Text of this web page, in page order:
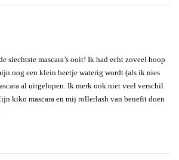
slechtste mascara’s ooit! Ik had echt zoveel hoop
oog een klein beetje waterig wordt (als ik nies
al uitgelopen. Ik merk ook niet veel verschil
kiko mascara en mij rollerlash van benefit doen